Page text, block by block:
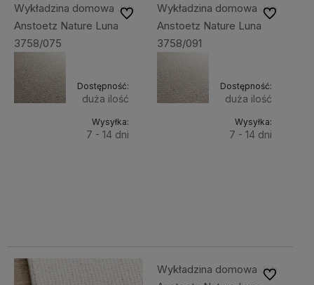
Wykładzina domowa Jab
Anstoetz Nature Luna
3758/075
Dostępność:
duża ilość
Wysyłka:
7 - 14 dni
Do ulubionychWykładzina domowa Jab
Anstoetz Nature Luna
3758/091
Dostępność:
duża ilość
Wysyłka:
7 - 14 dni
Do
Wykładzina domowa Jab
Do